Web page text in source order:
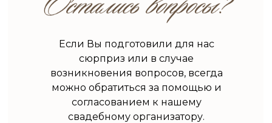
Если Вы подготовили для нас
сюрприз или в случае
возникновения вопросов, всегда
можно обратиться за помощью и
согласованием к нашему
свадебному организатору.